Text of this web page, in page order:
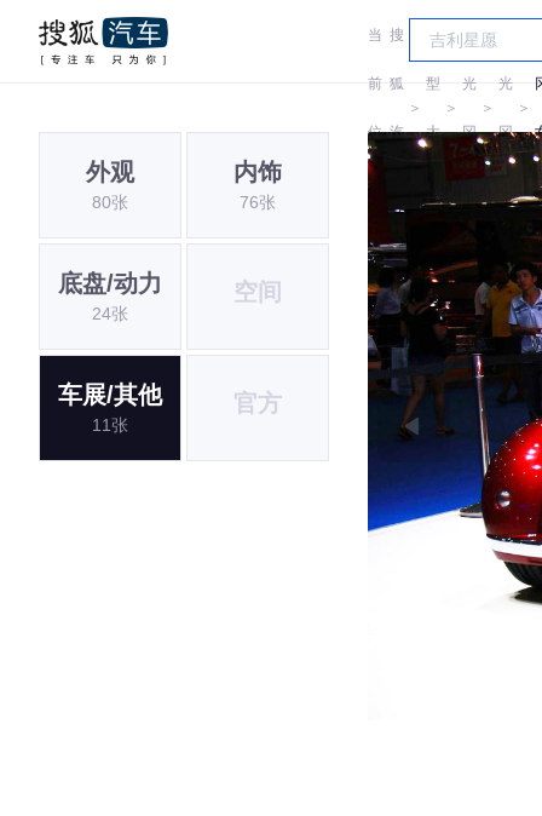
当
前
位
置:
搜
狐
汽
＞
车
型
大
＞
光
冈
＞
光
冈
＞
外观
80张
内饰
76张
底盘/动力
24张
空间
车展/其他
11张
官方